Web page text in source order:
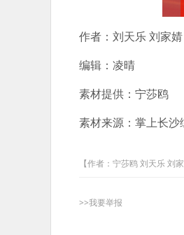
作者：刘天乐 刘家婧
编辑：凌晴
素材提供：宁莎鸥
素材来源：掌上长
【作者：宁莎鸥 刘天乐 刘
>>我要举报